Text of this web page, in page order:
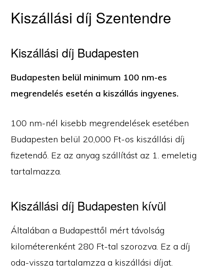
Kiszállási díj Szentendre
Kiszállási díj Budapesten
Budapesten belül minimum 100 nm-es
megrendelés esetén a kiszállás ingyenes.
100 nm-nél kisebb megrendelések esetében
Budapesten belül 20,000 Ft-os kiszállási díj
fizetendő. Ez az anyag szállítást az 1. emeletig
tartalmazza.
Kiszállási díj Budapesten kívül
Általában a Budapesttől mért távolság
kilométerenként 280 Ft-tal szorozva. Ez a díj
oda-vissza tartalamzza a kiszállási díjat.